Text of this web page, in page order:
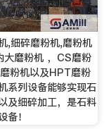
,细碎磨粉机,磨粉机
磨粉机 ，CS磨粉
粉机以及HPT磨粉
系列设备能够实现石
及细碎加工，是石料
备！